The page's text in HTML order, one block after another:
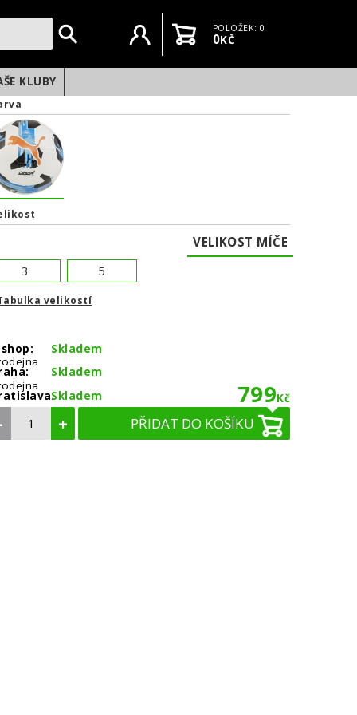
Uživatelský účet
KošíkPOLOŽEK: 0
0KČ
KLUBY
VELIKOST MÍČE
3
5
velikostí
shop:
Skladem
Skladem
Skladem 799Kč
+ PŘIDAT DO KOŠÍKU